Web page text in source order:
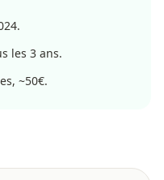
les 3 ans.
~50€.